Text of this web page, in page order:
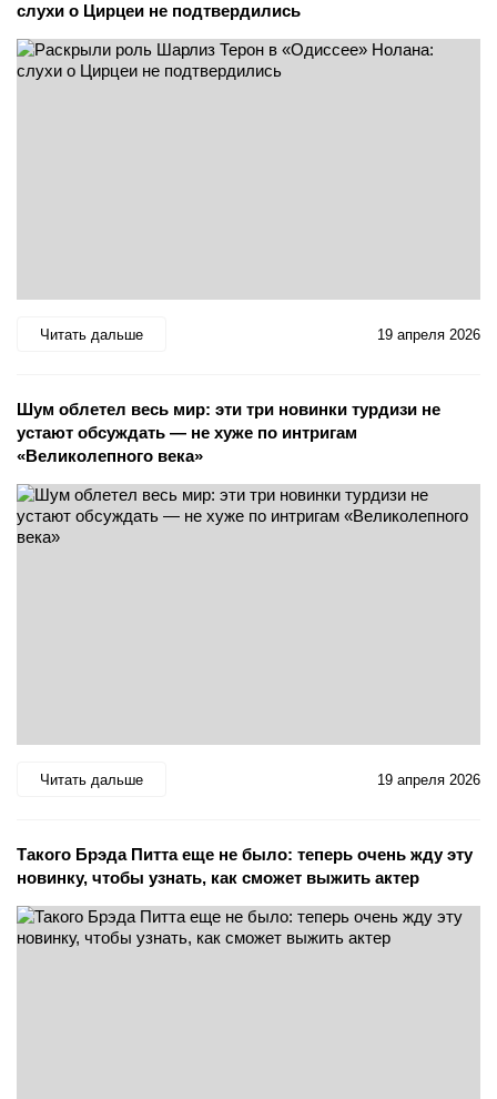
слухи о Цирцеи не подтвердились
Читать дальше 19 апреля 2026
Шум облетел весь мир: эти три новинки турдизи не
устают обсуждать — не хуже по интригам
«Великолепного века»
Читать дальше 19 апреля 2026
Такого Брэда Питта еще не было: теперь очень жду эту
новинку, чтобы узнать, как сможет выжить актер